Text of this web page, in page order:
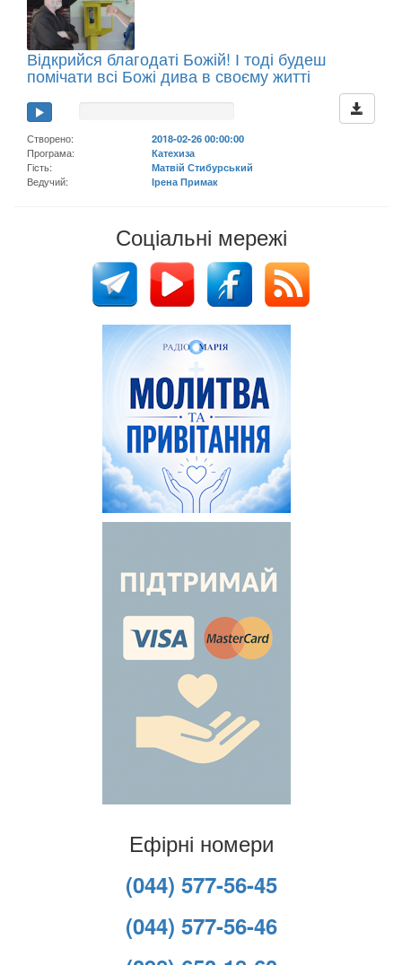
Відкрийся благодаті Божій! І тоді будеш
помічати всі Божі дива в своєму житті
Створено:
2018-02-26 00:00:00
Програма:
Катехиза
Гість:
Матвій Стибурський
Ведучий:
Ірена Примак
Соціальні мережі
Ефірні номери
(044) 577-56-45
(044) 577-56-46